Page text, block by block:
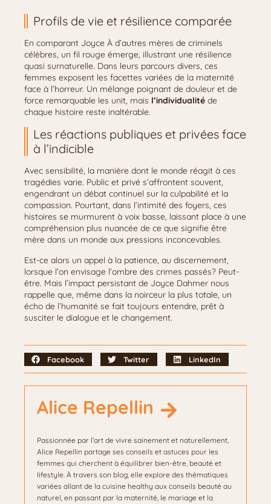
Profils de vie et résilience comparée
En comparant Joyce À d’autres mères de criminels
célèbres, un fil rouge émerge, illustrant une résilience
quasi surnaturelle. Dans leurs parcours divers, ces
femmes exposent les facettes variées de la maternité
face à l’horreur. Un mélange poignant de douleur et de
force remarquable les unit, mais l’individualité de
chaque histoire reste inaltérable.
Les réactions publiques et privées face
à l’indicible
Avec sensibilité, la manière dont le monde réagit à ces
tragédies varie. Public et privé s’affrontent souvent,
engendrant un débat continuel sur la culpabilité et la
compassion. Pourtant, dans l’intimité des foyers, ces
histoires se murmurent à voix basse, laissant place à une
compréhension plus nuancée de ce que signifie être
mère dans un monde aux pressions inconcevables.
Est-ce alors un appel à la patience, au discernement,
lorsque l’on envisage l’ombre des crimes passés? Peut-
être. Mais l’impact persistant de Joyce Dahmer nous
rappelle que, même dans la noirceur la plus totale, un
écho de l’humanité se fait toujours entendre, prêt à
susciter le dialogue et le changement.
Facebook Twitter LinkedIn
Alice Repellin
Passionnée par l’art de vivre sainement et naturellement,
Alice Repellin partage ses conseils et astuces pour les
femmes qui cherchent à équilibrer bien-être, beauté et
lifestyle. À travers son blog, elle explore des thématiques
variées allant de la cuisine healthy aux conseils beauté au
naturel, en passant par la maternité, le mariage et la